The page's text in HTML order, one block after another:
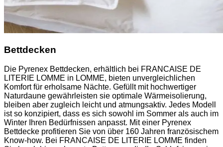
Bettdecken
Die Pyrenex Bettdecken, erhältlich bei FRANCAISE DE
LITERIE LOMME in LOMME, bieten unvergleichlichen
Komfort für erholsame Nächte. Gefüllt mit hochwertiger
Naturdaune gewährleisten sie optimale Wärmeisolierung,
bleiben aber zugleich leicht und atmungsaktiv. Jedes Modell
ist so konzipiert, dass es sich sowohl im Sommer als auch im
Winter Ihren Bedürfnissen anpasst. Mit einer Pyrenex
Bettdecke profitieren Sie von über 160 Jahren französischem
Know-how. Bei FRANCAISE DE LITERIE LOMME finden